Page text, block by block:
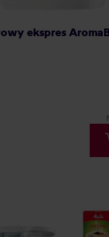
ekspres